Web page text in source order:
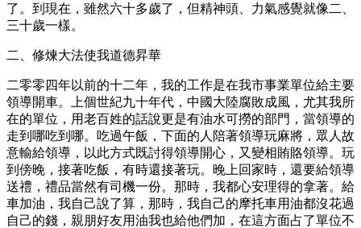
了。到現在，雖然六十多歲了，但精神頭、力氣感覺就像二、
三十歲一樣。
二、修煉大法使我道德昇華
二零零四年以前的十二年，我的工作是在我市事業單位給主要
領導開車。上個世紀九十年代，中國大陸腐敗成風，尤其我所
在的單位，用老百姓的話說更是有油水可撈的部門，當領導的
走到哪吃到哪。吃過午飯，下面的人陪著領導玩麻將，眾人故
意輸給領導，以此方式既討得領導開心，又變相賄賂領導。玩
到傍晚，接著吃飯，有時還接著玩。晚上回家時，還要給領導
送禮，禮品當然有司機一份。那時，我都心安理得的拿著。給
車加油，我自己說了算，那時，我自己的摩托車用油都沒花過
自己的錢，親朋好友用油我也給他們加，在這方面占了單位不